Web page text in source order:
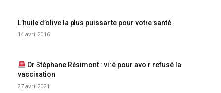
L’huile d’olive la plus puissante pour votre santé
14 avril 2016
Dr Stéphane Résimont : viré pour avoir refusé la
vaccination
27 avril 2021